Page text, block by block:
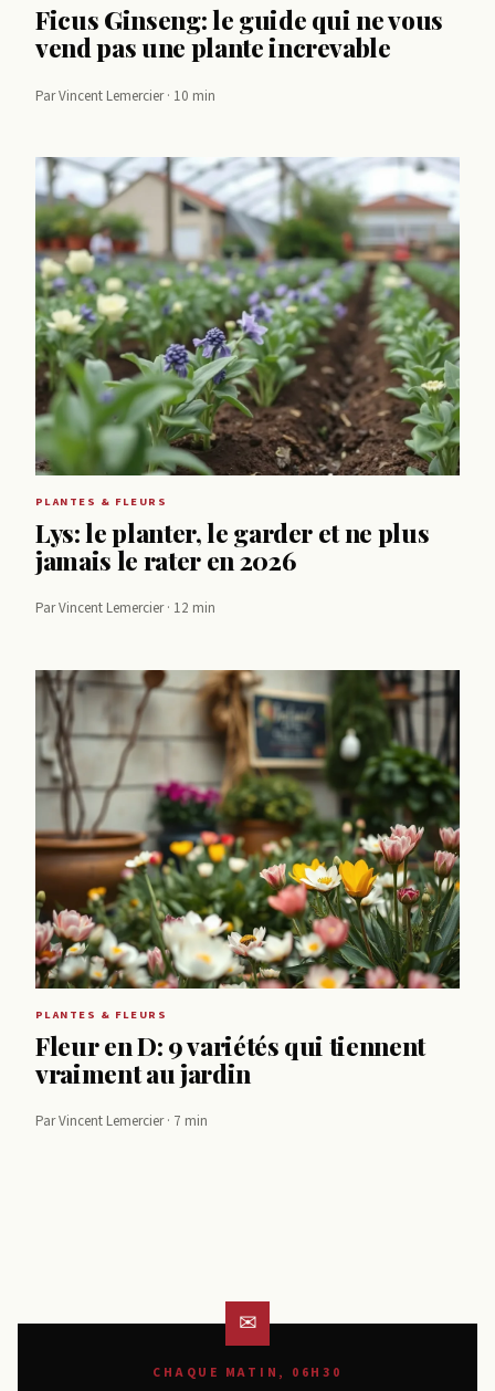
Ficus Ginseng: le guide qui ne vous
vend pas une plante increvable
Par Vincent Lemercier · 10 min
PLANTES & FLEURS
Lys: le planter, le garder et ne plus
jamais le rater en 2026
Par Vincent Lemercier · 12 min
PLANTES & FLEURS
Fleur en D: 9 variétés qui tiennent
vraiment au jardin
Par Vincent Lemercier · 7 min
CHAQUE MATIN, 06H30